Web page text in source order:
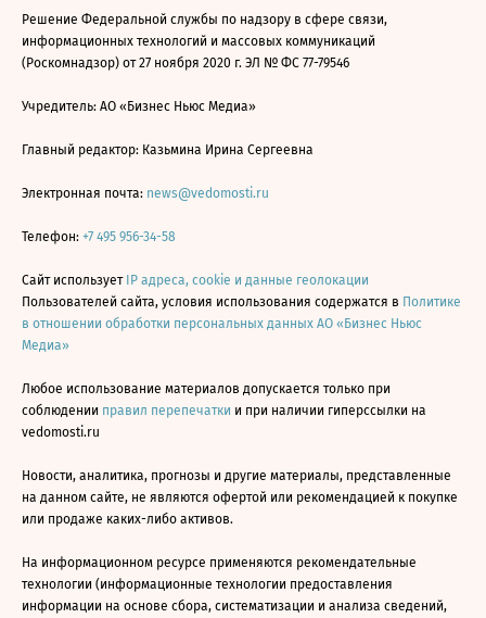
Решение Федеральной службы по надзору в сфере связи,
информационных технологий и массовых коммуникаций
(Роскомнадзор) от 27 ноября 2020 г. ЭЛ № ФС 77-79546
Учредитель: АО «Бизнес Ньюс Медиа»
Главный редактор: Казьмина Ирина Сергеевна
Электронная почта: news@vedomosti.ru
Телефон: +7 495 956-34-58
Сайт использует IP адреса, cookie и данные геолокации
Пользователей сайта, условия использования содержатся в Политике
в отношении обработки персональных данных АО «Бизнес Ньюс
Медиа»
Любое использование материалов допускается только при
соблюдении правил перепечатки и при наличии гиперссылки на
vedomosti.ru
Новости, аналитика, прогнозы и другие материалы, представленные
на данном сайте, не являются офертой или рекомендацией к покупке
или продаже каких-либо активов.
На информационном ресурсе применяются рекомендательные
технологии (информационные технологии предоставления
информации на основе сбора, систематизации и анализа сведений,